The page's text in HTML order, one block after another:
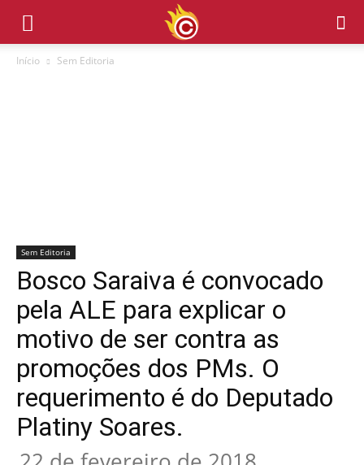
Início Sem Editoria
Sem Editoria
Bosco Saraiva é convocado
pela ALE para explicar o
motivo de ser contra as
promoções dos PMs. O
requerimento é do Deputado
Platiny Soares.